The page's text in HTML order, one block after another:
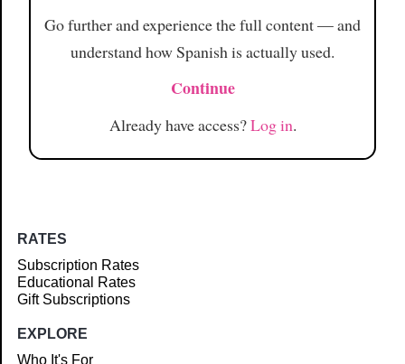
Go further and experience the full content — and
understand how Spanish is actually used.
Continue
Already have access?Log in.
RATES
Subscription Rates
Educational Rates
Gift Subscriptions
EXPLORE
Who It's For